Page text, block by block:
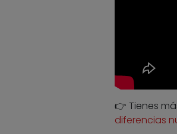
👉 Tienes
diferencias